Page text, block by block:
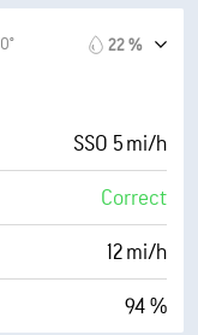
22 %
SSO 5 mi/h
Correct
12 mi/h
94 %